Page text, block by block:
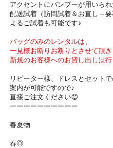
アクセントにバンブーが用いら
配送試着（訪問試着＆お直し→
よるご試着も可能です♪
バッグのみのレンタルは、
一見様お断りお断りとさせて頂き
新規のお客様へのお貸し出しは行
リピーター様、ドレスとセット
案内が可能ですので♪
直接ご注文ください😊
ーーーーーーーーーー
春夏物
春◎